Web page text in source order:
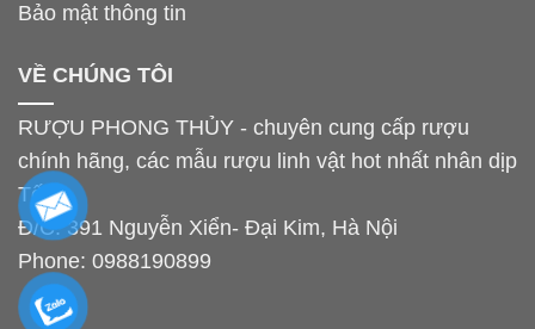
Bảo mật thông tin
VỀ CHÚNG TÔI
RƯỢU PHONG THỦY - chuyên cung cấp rượu
chính hãng, các mẫu rượu linh vật hot nhất nhân dịp
Tết.
Đ/C: 391 Nguyễn Xiển- Đại Kim, Hà Nội
Phone: 0988190899